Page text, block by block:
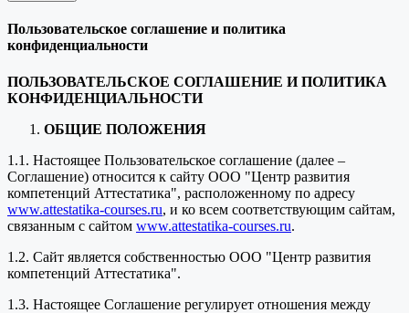
Пользовательское соглашение и политика
конфиденциальности
ПОЛЬЗОВАТЕЛЬСКОЕ СОГЛАШЕНИЕ И ПОЛИТИКА
КОНФИДЕНЦИАЛЬНОСТИ
ОБЩИЕ ПОЛОЖЕНИЯ
1.1. Настоящее Пользовательское соглашение (далее –
Соглашение) относится к сайту ООО "Центр развития
компетенций Аттестатика", расположенному по адресу
www.attestatika-courses.ru, и ко всем соответствующим сайтам,
связанным с сайтом www.attestatika-courses.ru.
1.2. Сайт является собственностью ООО "Центр развития
компетенций Аттестатика".
1.3. Настоящее Соглашение регулирует отношения между